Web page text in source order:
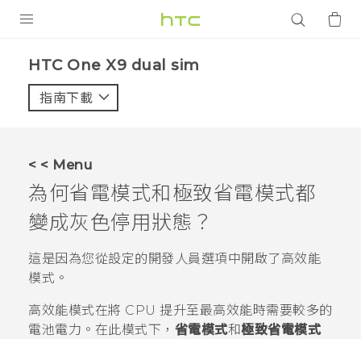
VIVE
VIVERSE
應用程式
支援服務
登入
HTC One X9 dual sim‎
指南下載
< < Menu
為何省電模式和極致省電模式都
變成灰色停用狀態？
這是因為您從設定的 開發人員選項中開啟了高效能
模式。
高效能模式在將 CPU 提升至最高效能時需要較多的
電池電力。在此模式下， 省電模式和極致省電模式